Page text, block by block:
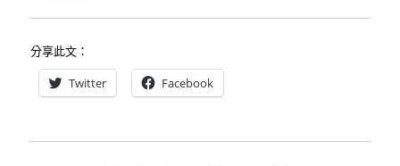
分享此文：
Twitter Facebook